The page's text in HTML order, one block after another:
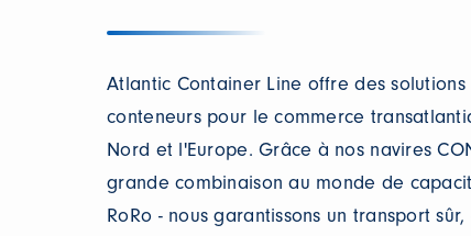
Atlantic Container Line offre des
conteneurs pour le commerce
Nord et l'Europe. Grâce à nos navires
grande combinaison au monde de
RoRo - nous garantissons un transport